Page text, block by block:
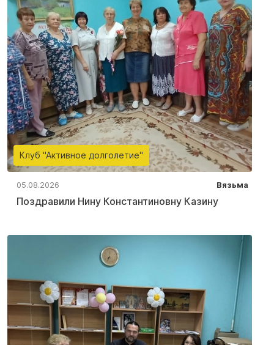
Клуб "Активное долголетие"
05.08.2026 Вязьма
Поздравили Нину Константиновну Казину